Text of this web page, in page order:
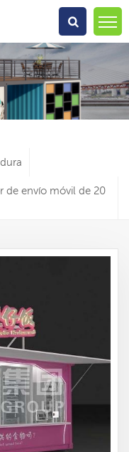
de envío móvil de 20